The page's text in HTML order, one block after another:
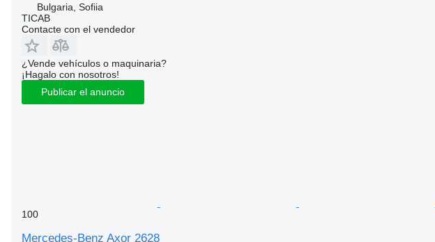
Bulgaria, Sofiia
TICAB
Contacte con el vendedor
¿Vende vehículos o maquinaria?
¡Hagalo con nosotros!
Publicar el anuncio
100
Mercedes-Benz Axor 2628